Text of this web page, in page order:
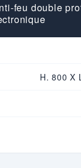
feu double
H. 800 X